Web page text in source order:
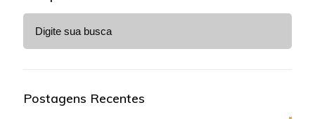
Postagens Recentes